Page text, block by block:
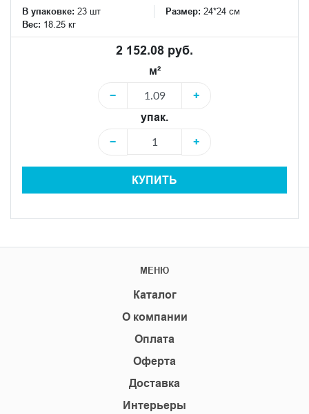
В упаковке: 23 шт Размер: 24*24 см
Вес: 18.25 кг
2 152.08 руб.
м²
−
+
упак.
−
+
КУПИТЬ
МЕНЮ
Каталог
О компании
Оплата
Оферта
Доставка
Интерьеры